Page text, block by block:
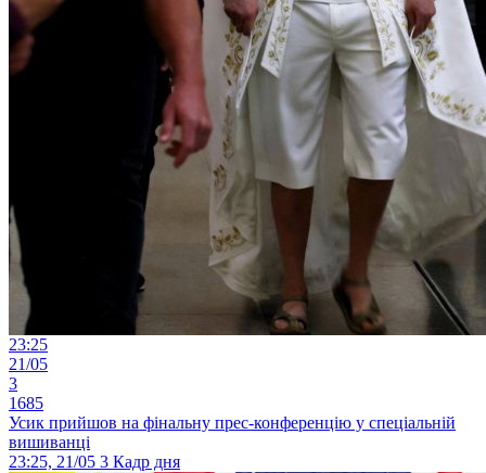
23:25
21/05
3
1685
Усик прийшов на фінальну прес-конференцію у спеціальній
вишиванці
23:25, 21/05 3 Кадр дня